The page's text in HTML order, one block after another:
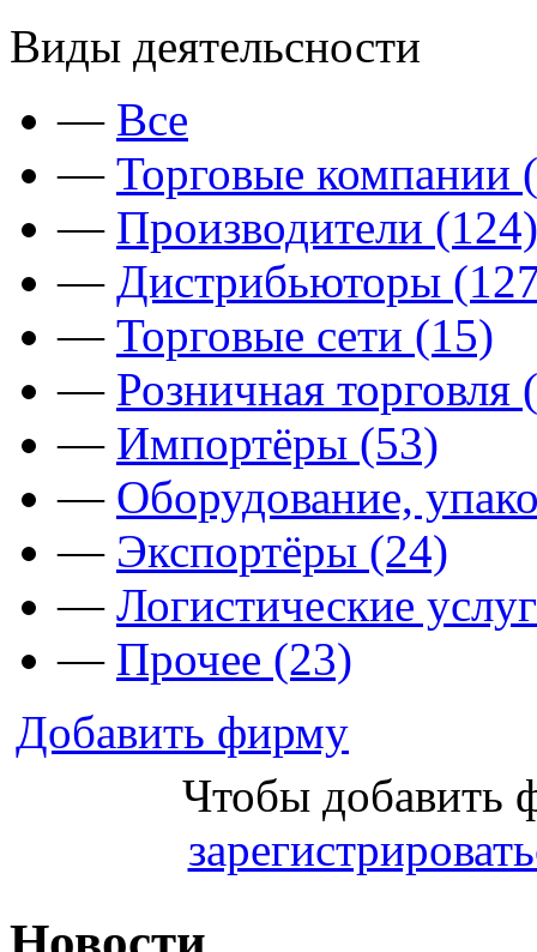
Виды деятельсности
— Все
— Торговые компании
— Производители (124)
— Дистрибьюторы
— Торговые сети (15)
— Розничная торговля
— Импортёры (53)
— Оборудование,
— Экспортёры (24)
— Логистические
— Прочее (23)
Добавить фирму
Чтобы добавить